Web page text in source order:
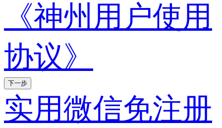
《神州用户使用
协议》
下一步
实用微信免注册